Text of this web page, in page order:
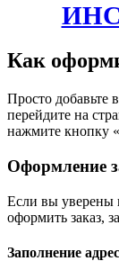
Как
Просто добавьте
перейдите на
нажмите кнопку
Оформление
Если вы уверены
оформить заказ,
Заполнение